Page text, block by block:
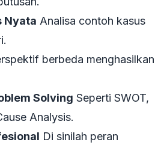
Nyata Analisa contoh kasus
berbeda menghasilkan
Solving Seperti SWOT,
Analysis.
Di sinilah peran